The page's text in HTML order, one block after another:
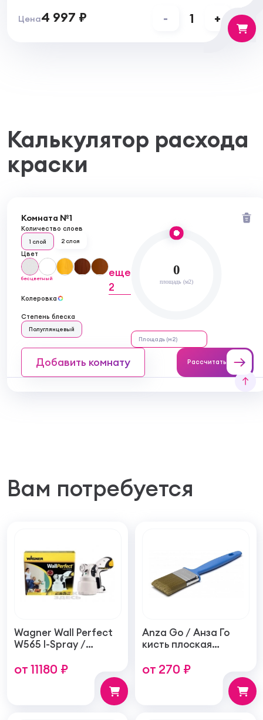
Цена4 997 ₽ - 1 +
Калькулятор расхода
краски
Комната №1
Количество слоев
1 слой 2 слоя
Цвет
бесцветный
еще
2
Колеровка
Степень блеска
Полуглянцевый
0
площадь (м2)
Добавить комнату Рассчитать
Вам потребуется
Wagner Wall Perfect
W565 I-Spray /
W565 Ай-Спрей
от 11180 ₽
Anza Go / Анза Го
кисть плоская
синтетическая
от 270 ₽